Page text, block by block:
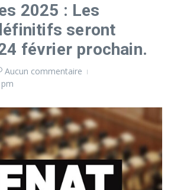
2025 : Les
seront
février prochain.
Aucun commentaire